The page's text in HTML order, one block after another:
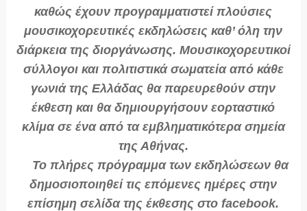
καθώς έχουν προγραμματιστεί πλούσιες
μουσικοχορευτικές εκδηλώσεις καθ’ όλη την
διάρκεια της διοργάνωσης. Μουσικοχορευτικοί
σύλλογοι και πολιτιστικά σωματεία από κάθε
γωνιά της Ελλάδας θα παρευρεθούν στην
έκθεση και θα δημιουργήσουν εορταστικό
κλίμα σε ένα από τα εμβληματικότερα σημεία
της Αθήνας.
Το πλήρες πρόγραμμα των εκδηλώσεων θα
δημοσιοποιηθεί τις επόμενες ημέρες στην
επίσημη σελίδα της έκθεσης στο facebook.